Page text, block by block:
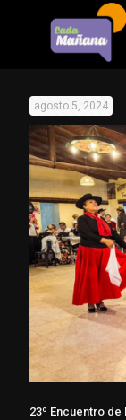
agosto 5, 2024
23º Encuentro